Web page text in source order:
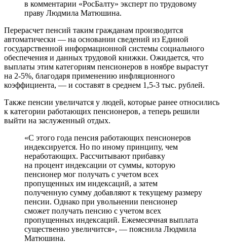
в комментарии «РосБалту» эксперт по трудовому
праву Людмила Матюшина.
Перерасчет пенсий таким гражданам производится
автоматически — на основании сведений из Единой
государственной информационной системы социального
обеспечения и данных трудовой книжки. Ожидается, что
выплаты этим категориям пенсионеров в ноябре вырастут
на 2-5%, благодаря применению инфляционного
коэффициента, — и составят в среднем 1,5-3 тыс. рублей.
Также пенсии увеличатся у людей, которые ранее относились
к категории работающих пенсионеров, а теперь решили
выйти на заслуженный отдых.
«С этого года пенсия работающих пенсионеров
индексируется. Но по иному принципу, чем
неработающих. Рассчитывают прибавку
на процент индексации от суммы, которую
пенсионер мог получать с учетом всех
пропущенных им индексаций, а затем
полученную сумму добавляют к текущему размеру
пенсии. Однако при увольнении пенсионер
сможет получать пенсию с учетом всех
пропущенных индексаций. Ежемесячная выплата
существенно увеличится», — пояснила Людмила
Матюшина.